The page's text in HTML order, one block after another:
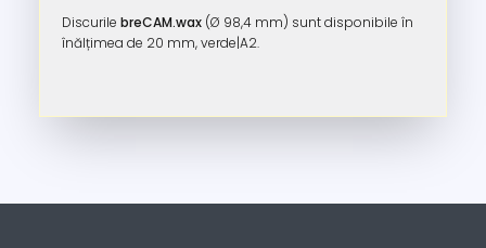
Discurile breCAM.wax (Ø 98,4 mm) sunt disponibile în
înălțimea de 20 mm, verde|A2.